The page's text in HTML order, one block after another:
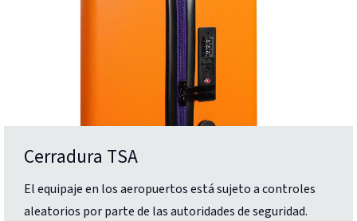
Cerradura TSA
El equipaje en los aeropuertos está sujeto a controles
aleatorios por parte de las autoridades de seguridad.